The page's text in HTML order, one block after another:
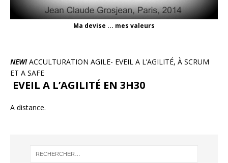
Ma devise ... mes valeurs
NEW!ACCULTURATION AGILE- EVEIL A L’AGILITÉ, À SCRUM
ET A SAFE
EVEIL A L’AGILITÉ EN 3H30
A distance.